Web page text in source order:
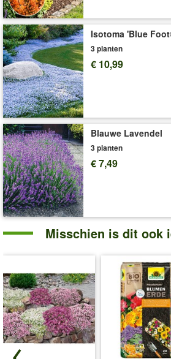
Levering omvat:14 cm pot, ca. 40-60
'Siergrassen'
Plant- en Verzorgingstips
Isotoma 'Blue
3 planten
€ 10,99
Blauwe Lavendel
3 planten
€ 7,49
Misschien is dit ook